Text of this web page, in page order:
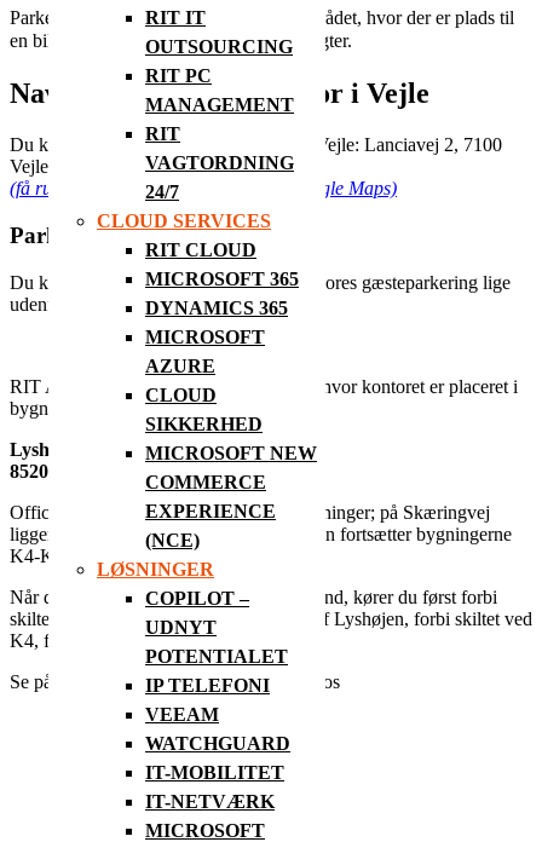
RIT IT
OUTSOURCING
RIT PC
MANAGEMENT
RIT
VAGTORDNING
24/7
CLOUD SERVICES
RIT CLOUD
MICROSOFT 365
DYNAMICS 365
MICROSOFT
AZURE
CLOUD
SIKKERHED
MICROSOFT NEW
COMMERCE
EXPERIENCE
(NCE)
LØSNINGER
COPILOT –
UDNYT
POTENTIALET
IP TELEFONI
VEEAM
WATCHGUARD
IT-MOBILITET
IT-NETVÆRK
MICROSOFT
Parkering kan ske overalt i Officelab-området, hvor der er plads til
en bil. Der er ikke restriktioner eller p-vagter.
Navigation til vores kontor i Vejle
Du kan også finde os på vores adresse i Vejle: Lanciavej 2, 7100
Vejle
(få rutevejledning – klik her, åbner i Google Maps)
Parkering i Vejle
Du kan nemt og trygt komme direkte til vores gæsteparkering lige
udenfor vores kontor i Vejle.
RIT A/S bor hos Officelab Kirstinelund, hvor kontoret er placeret i
bygning K5. Adressen til kontoret er:
Lyshøjen 6, 1. TH.
8520 Lystrup
Officelab Kirstinelund består pt. af 6 bygninger; på Skæringvej
ligger bygningerne K1-K3 og på Lyshøjen fortsætter bygningerne
K4-K6.
Når du ankommer til Officelab Kirstinelund, kører du først forbi
skiltet ved K1, dernæst fortsætter du op af Lyshøjen, forbi skiltet ved
K4, før du ankommer til K5.
Se på kortet herunder, hvordan du finder os